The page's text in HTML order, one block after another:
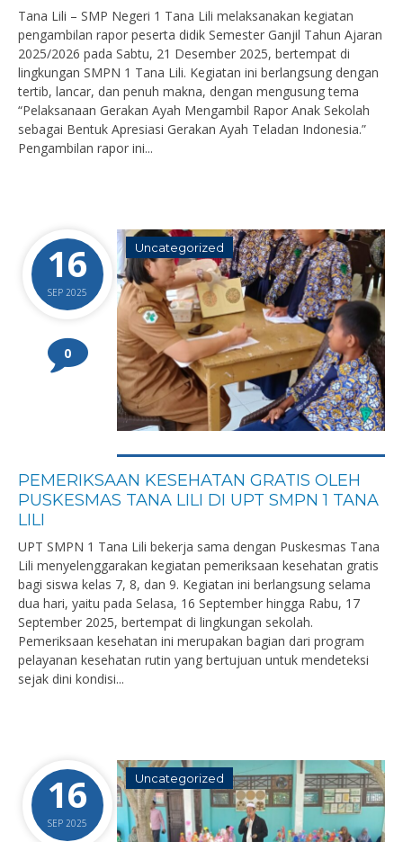
Tana Lili – SMP Negeri 1 Tana Lili melaksanakan kegiatan
pengambilan rapor peserta didik Semester Ganjil Tahun Ajaran
2025/2026 pada Sabtu, 21 Desember 2025, bertempat di
lingkungan SMPN 1 Tana Lili. Kegiatan ini berlangsung dengan
tertib, lancar, dan penuh makna, dengan mengusung tema
“Pelaksanaan Gerakan Ayah Mengambil Rapor Anak Sekolah
sebagai Bentuk Apresiasi Gerakan Ayah Teladan Indonesia.”
Pengambilan rapor ini...
16
SEP 2025
0
Uncategorized
PEMERIKSAAN KESEHATAN GRATIS OLEH
PUSKESMAS TANA LILI DI UPT SMPN 1 TANA
LILI
UPT SMPN 1 Tana Lili bekerja sama dengan Puskesmas Tana
Lili menyelenggarakan kegiatan pemeriksaan kesehatan gratis
bagi siswa kelas 7, 8, dan 9. Kegiatan ini berlangsung selama
dua hari, yaitu pada Selasa, 16 September hingga Rabu, 17
September 2025, bertempat di lingkungan sekolah.
Pemeriksaan kesehatan ini merupakan bagian dari program
pelayanan kesehatan rutin yang bertujuan untuk mendeteksi
sejak dini kondisi...
16
SEP 2025
Uncategorized